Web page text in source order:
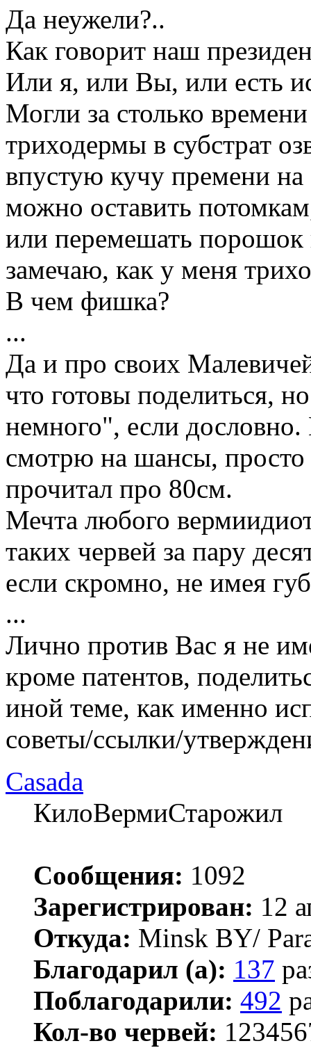
Да неужели?..
Как говорит наш
Или я, или Вы, или есть
Могли за столько
триходермы в субстрат
впустую кучу премени
можно оставить
или перемешать порошок
замечаю, как у меня
В чем фишка?
...
Да и про своих
что готовы поделиться,
немного", если дословно.
смотрю на шансы, просто
прочитал про 80см.
Мечта любого
таких червей за пару
если скромно, не имея
...
Лично против Вас я не
кроме патентов,
иной теме, как именно
советы/ссылки/
Casada
КилоВермиСтарожил
Сообщения: 1092
Зарегистрирован: 12
Откуда: Minsk BY/
Благодарил (а): 137
Поблагодарили: 492
Кол-во червей: